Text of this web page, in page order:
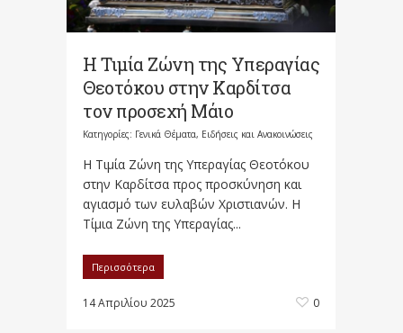
Η Τιμία Ζώνη της Υπεραγίας
Θεοτόκου στην Καρδίτσα
τον προσεχή Μάιο
Κατηγορίες: Γενικά Θέματα, Ειδήσεις και Ανακοινώσεις
Η Τιμία Ζώνη της Υπεραγίας Θεοτόκου
στην Καρδίτσα προς προσκύνηση και
αγιασμό των ευλαβών Χριστιανών. Η
Τίμια Ζώνη της Υπεραγίας...
Περισσότερα
14 Απριλίου 2025 0